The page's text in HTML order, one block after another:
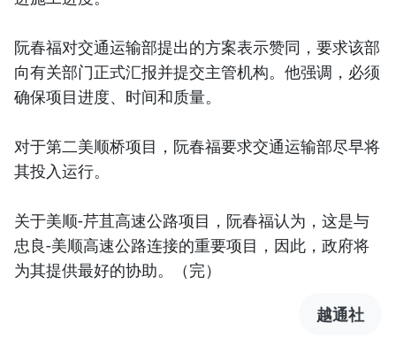
阮春福对交通运输部提出的方案表示赞同，要求该部
向有关部门正式汇报并提交主管机构。他强调，必须
确保项目进度、时间和质量。
对于第二美顺桥项目，阮春福要求交通运输部尽早将
其投入运行。
关于美顺-芹苴高速公路项目，阮春福认为，这是与
忠良-美顺高速公路连接的重要项目，因此，政府将
为其提供最好的协助。（完）
越通社